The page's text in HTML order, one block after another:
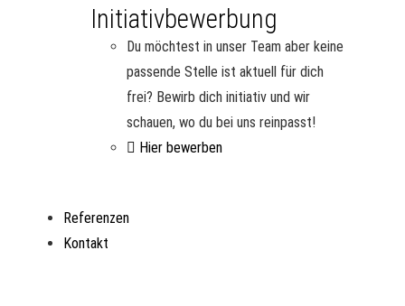
Initiativbewerbung
Du möchtest in unser Team aber keine
passende Stelle ist aktuell für dich
frei? Bewirb dich initiativ und wir
schauen, wo du bei uns reinpasst!
Hier bewerben
Referenzen
Kontakt